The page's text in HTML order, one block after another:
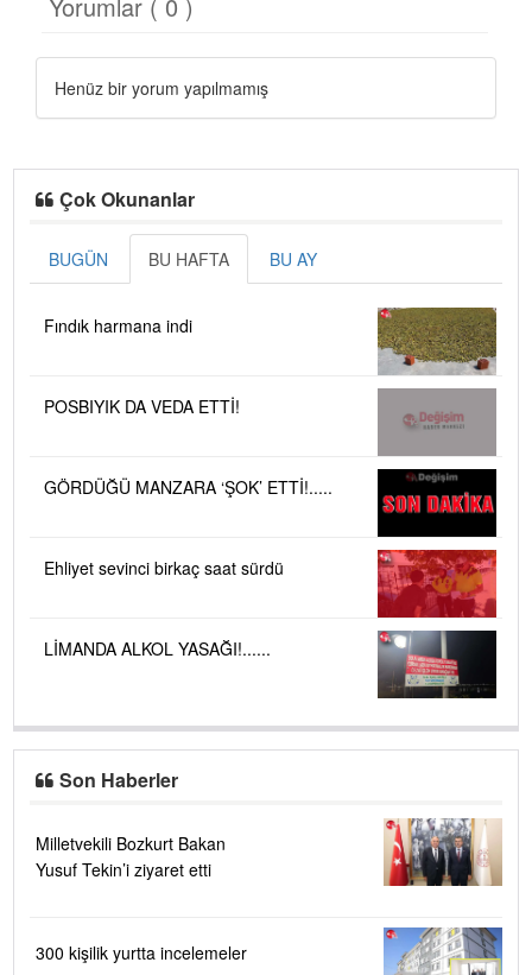
Henüz bir yorum yapılmamış
Çok Okunanlar
BUGÜN BU HAFTA BU AY
Fındık harmana indi
POSBIYIK DA VEDA ETTİ!
GÖRDÜĞÜ MANZARA ‘ŞOK’ ETTİ!.....
Ehliyet sevinci birkaç saat sürdü
LİMANDA ALKOL YASAĞI!......
Son Haberler
Milletvekili Bozkurt Bakan
Yusuf Tekin’i ziyaret etti
300 kişilik yurtta incelemeler